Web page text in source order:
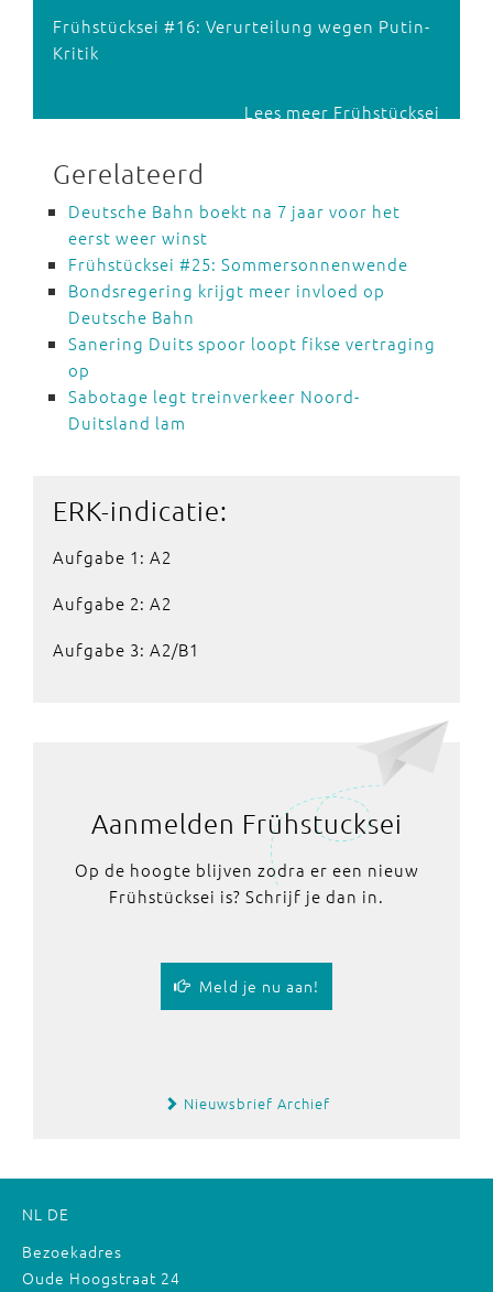
Frühstücksei #16: Verurteilung wegen Putin-
Kritik
Lees meer Frühstücksei
Gerelateerd
Deutsche Bahn boekt na 7 jaar voor het
eerst weer winst
Frühstücksei #25: Sommersonnenwende
Bondsregering krijgt meer invloed op
Deutsche Bahn
Sanering Duits spoor loopt fikse vertraging
op
Sabotage legt treinverkeer Noord-
Duitsland lam
ERK-indicatie:
Aufgabe 1: A2
Aufgabe 2: A2
Aufgabe 3: A2/B1
Aanmelden Frühstucksei
Op de hoogte blijven zodra er een nieuw
Frühstücksei is? Schrijf je dan in.
Meld je nu aan!
Nieuwsbrief Archief
NL DE
Bezoekadres
Oude Hoogstraat 24